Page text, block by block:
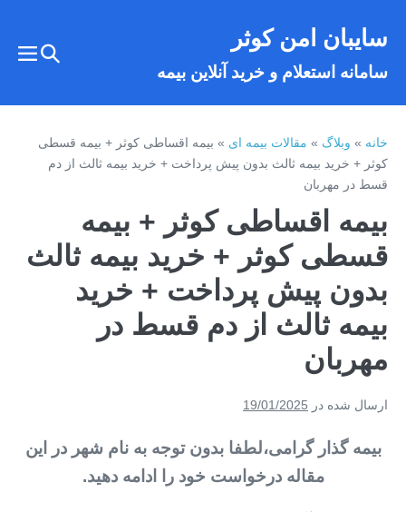
سایبان امن کوثر
سامانه استعلام و خرید آنلاین بیمه
تغییر
خانه»وبلاگ»مقالات بیمه ای»بیمه اقساطی کوثر + بیمه قسطی
کوثر + خرید بیمه ثالث بدون پیش پرداخت + خرید بیمه ثالث از دم
قسط در مهربان
بیمه اقساطی کوثر + بیمه
قسطی کوثر + خرید بیمه ثالث
بدون پیش پرداخت + خرید
بیمه ثالث از دم قسط در
مهربان
ارسال شده در 19/01/2025
بیمه گذار گرامی،لطفا بدون توجه به نام شهر در این
مقاله درخواست خود را ادامه دهید.